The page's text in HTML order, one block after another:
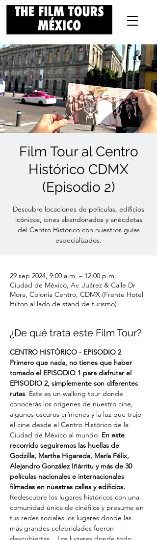
Film Tour al Centro
Histórico CDMX
(Episodio 2)
Descubre locaciones de películas, edificios
icónicos, cines abandonados y anécdotas
del Centro Histórico con nuestros guías
especializados.
29 sep 2024, 9:00 a.m. – 12:00 p.m.
Ciudad de México, Av. Juárez & Calle Dr
Mora, Colonia Centro, CDMX (Frente Hotel
Hilton al lado de stand de turismo)
¿De qué trata este Film Tour?
CENTRO HISTÓRICO - EPISODIO 2
Primero que nada, no tienes que haber
tomado el EPISODIO 1 para disfrutar el
EPISODIO 2, simplemente son diferentes
rutas. Éste es un walking tour donde
conocerás los orígenes de nuestro cine,
algunos oscuros crímenes y la luz que trajo
el cine desde el Centro Histórico de la
Ciudad de México al mundo. En este
recorrido seguiremos las huellas de
Godzilla, Martha Higareda, María Félix,
Alejandro González Iñárritu y más de 30
películas nacionales e internacionales
filmadas en nuestras calles y edificios.
Redescubre los lugares históricos con una
comunidad única de cinéfilos y presume en
tus redes sociales los lugares donde las
más grandes celebridades fueron